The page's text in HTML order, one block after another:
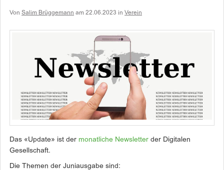
Von Salim Brüggemann am 22.06.2023 in Verein
Das «Update» ist der monatliche Newsletter der Digitalen
Gesellschaft.
Die Themen der Juniausgabe sind: